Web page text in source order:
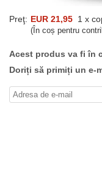
Preţ: EUR 21,95 1 x
(În coș pentru
Acest produs va fi în
Doriți să primiți un e-